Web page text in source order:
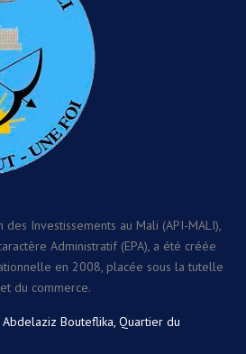
des Investissements au Mali (API-MALI),
Administratif (EPA), a été créée
en 2008, placée sous la tutelle
du commerce.
Bouteflika, Quartier du